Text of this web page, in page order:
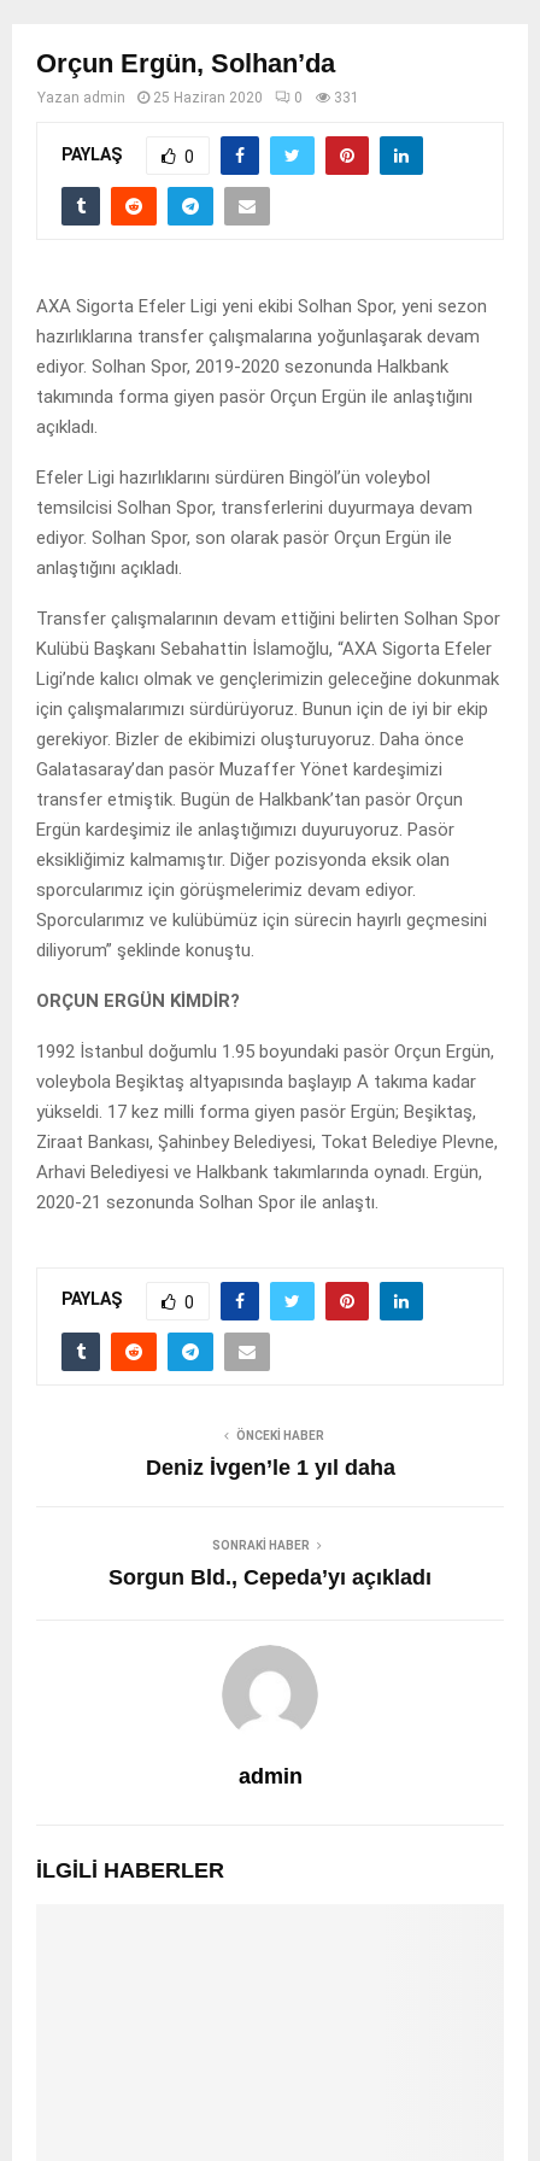
Orçun Ergün, Solhan’da
Yazan admin 25 Haziran 2020 0 331
PAYLAŞ 0
AXA Sigorta Efeler Ligi yeni ekibi Solhan Spor, yeni sezon
hazırlıklarına transfer çalışmalarına yoğunlaşarak devam
ediyor. Solhan Spor, 2019-2020 sezonunda Halkbank
takımında forma giyen pasör Orçun Ergün ile anlaştığını
açıkladı.
Efeler Ligi hazırlıklarını sürdüren Bingöl’ün voleybol
temsilcisi Solhan Spor, transferlerini duyurmaya devam
ediyor. Solhan Spor, son olarak pasör Orçun Ergün ile
anlaştığını açıkladı.
Transfer çalışmalarının devam ettiğini belirten Solhan Spor
Kulübü Başkanı Sebahattin İslamoğlu, “AXA Sigorta Efeler
Ligi’nde kalıcı olmak ve gençlerimizin geleceğine dokunmak
için çalışmalarımızı sürdürüyoruz. Bunun için de iyi bir ekip
gerekiyor. Bizler de ekibimizi oluşturuyoruz. Daha önce
Galatasaray’dan pasör Muzaffer Yönet kardeşimizi
transfer etmiştik. Bugün de Halkbank’tan pasör Orçun
Ergün kardeşimiz ile anlaştığımızı duyuruyoruz. Pasör
eksikliğimiz kalmamıştır. Diğer pozisyonda eksik olan
sporcularımız için görüşmelerimiz devam ediyor.
Sporcularımız ve kulübümüz için sürecin hayırlı geçmesini
diliyorum” şeklinde konuştu.
ORÇUN ERGÜN KİMDİR?
1992 İstanbul doğumlu 1.95 boyundaki pasör Orçun Ergün,
voleybola Beşiktaş altyapısında başlayıp A takıma kadar
yükseldi. 17 kez milli forma giyen pasör Ergün; Beşiktaş,
Ziraat Bankası, Şahinbey Belediyesi, Tokat Belediye Plevne,
Arhavi Belediyesi ve Halkbank takımlarında oynadı. Ergün,
2020-21 sezonunda Solhan Spor ile anlaştı.
PAYLAŞ 0
ÖNCEKI HABER
Deniz İvgen’le 1 yıl daha
SONRAKI HABER
Sorgun Bld., Cepeda’yı açıkladı
admin
İLGILI HABERLER